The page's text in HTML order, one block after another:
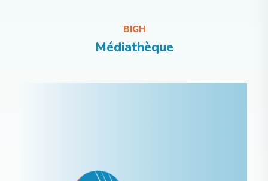
BIGH
Médiathèque
Corporates Programs